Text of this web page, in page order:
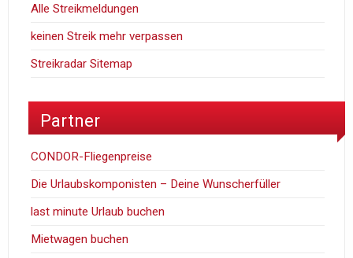
Alle Streikmeldungen
keinen Streik mehr verpassen
Streikradar Sitemap
Partner
CONDOR-Fliegenpreise
Die Urlaubskomponisten – Deine Wunscherfüller
last minute Urlaub buchen
Mietwagen buchen